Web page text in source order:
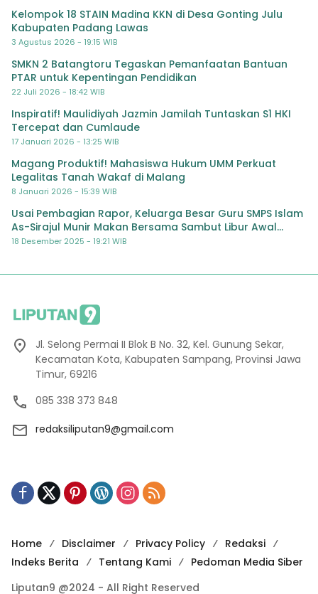
Kelompok 18 STAIN Madina KKN di Desa Gonting Julu
Kabupaten Padang Lawas
3 Agustus 2026 - 19:15 WIB
SMKN 2 Batangtoru Tegaskan Pemanfaatan Bantuan
PTAR untuk Kepentingan Pendidikan
22 Juli 2026 - 18:42 WIB
Inspiratif! Maulidiyah Jazmin Jamilah Tuntaskan S1 HKI
Tercepat dan Cumlaude
17 Januari 2026 - 13:25 WIB
Magang Produktif! Mahasiswa Hukum UMM Perkuat
Legalitas Tanah Wakaf di Malang
8 Januari 2026 - 15:39 WIB
Usai Pembagian Rapor, Keluarga Besar Guru SMPS Islam
As-Sirajul Munir Makan Bersama Sambut Libur Awal
Semester
18 Desember 2025 - 19:21 WIB
Jl. Selong Permai II Blok B No. 32, Kel. Gunung Sekar,
Kecamatan Kota, Kabupaten Sampang, Provinsi Jawa
Timur, 69216
085 338 373 848
redaksiliputan9@gmail.com
Home Disclaimer Privacy Policy
Redaksi
Indeks Berita
Tentang Kami
Pedoman Media Siber
Liputan9 @2024 - All Right Reserved